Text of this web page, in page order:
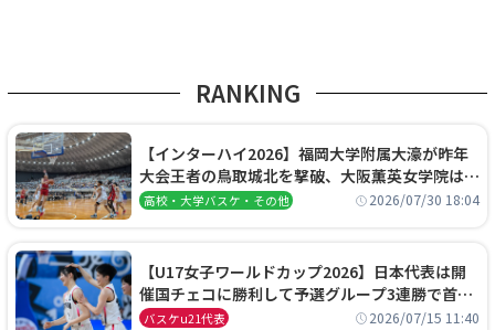
RANKING
【インターハイ2026】福岡大学附属大濠が昨年
大会王者の鳥取城北を撃破、大阪薫英女学院は岐
阜女子に完勝、大会3日目試合結果
高校・大学バスケ・その他 2026/07/30 18:04
【U17女子ワールドカップ2026】日本代表は開
催国チェコに勝利して予選グループ3連勝で首位
通過！準々決勝の相手はエジプトに決定
バスケu21代表 2026/07/15 11:40